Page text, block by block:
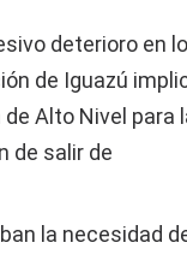
deterioro en
de Iguazú
Alto Nivel
de salir de
la necesidad